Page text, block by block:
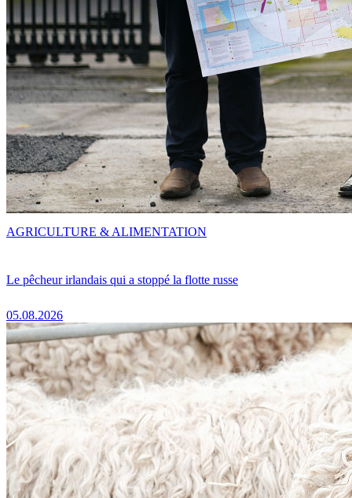
Le pêcheur irlandais qui a stoppé la flotte russe
05.08.2026
AGRICULTURE & ALIMENTATION